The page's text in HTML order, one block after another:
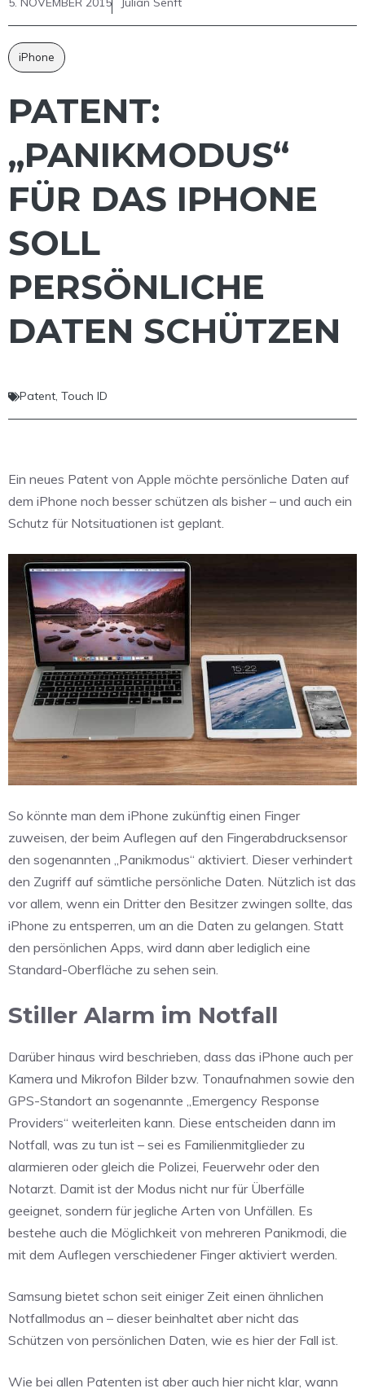
iPhone
PATENT:
„PANIKMODUS“
FÜR DAS IPHONE
SOLL
PERSÖNLICHE
DATEN SCHÜTZEN
Patent, Touch ID
Ein neues Patent von Apple möchte persönliche Daten auf
dem iPhone noch besser schützen als bisher – und auch ein
Schutz für Notsituationen ist geplant.
So könnte man dem iPhone zukünftig einen Finger
zuweisen, der beim Auflegen auf den Fingerabdrucksensor
den sogenannten „Panikmodus“ aktiviert. Dieser verhindert
den Zugriff auf sämtliche persönliche Daten. Nützlich ist das
vor allem, wenn ein Dritter den Besitzer zwingen sollte, das
iPhone zu entsperren, um an die Daten zu gelangen. Statt
den persönlichen Apps, wird dann aber lediglich eine
Standard-Oberfläche zu sehen sein.
Stiller Alarm im Notfall
Darüber hinaus wird beschrieben, dass das iPhone auch per
Kamera und Mikrofon Bilder bzw. Tonaufnahmen sowie den
GPS-Standort an sogenannte „Emergency Response
Providers“ weiterleiten kann. Diese entscheiden dann im
Notfall, was zu tun ist – sei es Familienmitglieder zu
alarmieren oder gleich die Polizei, Feuerwehr oder den
Notarzt. Damit ist der Modus nicht nur für Überfälle
geeignet, sondern für jegliche Arten von Unfällen. Es
bestehe auch die Möglichkeit von mehreren Panikmodi, die
mit dem Auflegen verschiedener Finger aktiviert werden.
Samsung bietet schon seit einiger Zeit einen ähnlichen
Notfallmodus an – dieser beinhaltet aber nicht das
Schützen von persönlichen Daten, wie es hier der Fall ist.
Wie bei allen Patenten ist aber auch hier nicht klar, wann